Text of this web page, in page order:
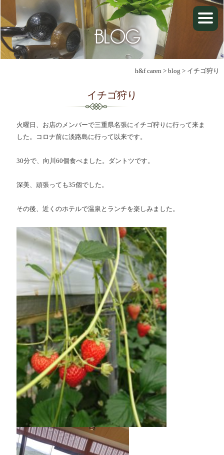
h&f caren >blog > イチゴ狩り
イチゴ狩り
火曜日、お店のメンバーで三重県名張にイチゴ狩りに行って来ま
した。コロナ前に淡路島に行って以来です。
30分で、向川60個食べました。ダントツです。
深美、頑張っても35個でした。
その後、近くのホテルで温泉とランチを楽しみました。